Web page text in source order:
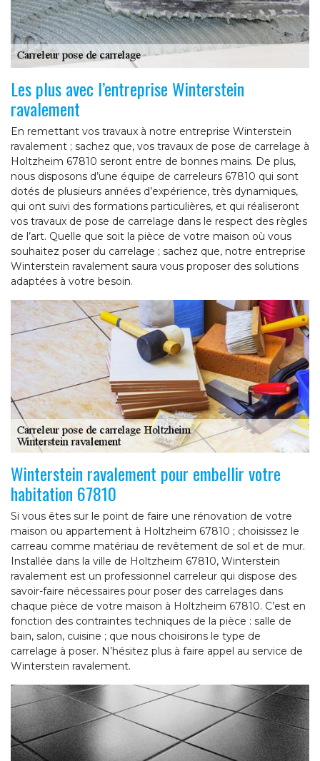
Les plus avec l’entreprise Winterstein
ravalement
En remettant vos travaux à notre entreprise Winterstein
ravalement ; sachez que, vos travaux de pose de carrelage à
Holtzheim 67810 seront entre de bonnes mains. De plus,
nous disposons d’une équipe de carreleurs 67810 qui sont
dotés de plusieurs années d’expérience, très dynamiques,
qui ont suivi des formations particulières, et qui réaliseront
vos travaux de pose de carrelage dans le respect des règles
de l’art. Quelle que soit la pièce de votre maison où vous
souhaitez poser du carrelage ; sachez que, notre entreprise
Winterstein ravalement saura vous proposer des solutions
adaptées à votre besoin.
Winterstein ravalement pour embellir votre
habitation 67810
Si vous êtes sur le point de faire une rénovation de votre
maison ou appartement à Holtzheim 67810 ; choisissez le
carreau comme matériau de revêtement de sol et de mur.
Installée dans la ville de Holtzheim 67810, Winterstein
ravalement est un professionnel carreleur qui dispose des
savoir-faire nécessaires pour poser des carrelages dans
chaque pièce de votre maison à Holtzheim 67810. C’est en
fonction des contraintes techniques de la pièce : salle de
bain, salon, cuisine ; que nous choisirons le type de
carrelage à poser. N’hésitez plus à faire appel au service de
Winterstein ravalement.